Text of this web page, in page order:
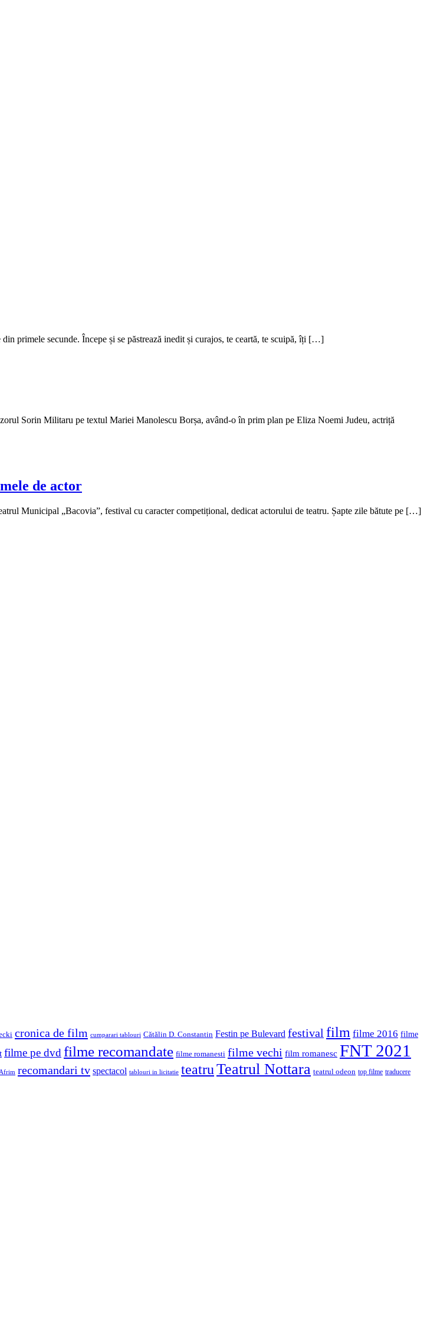
primele secunde. Începe și se păstrează inedit și curajos, te ceartă, te scuipă, îți […]
Sorin Militaru pe textul Mariei Manolescu Borșa, având-o în prim plan pe Eliza Noemi Judeu, actriță
de actor
Municipal „Bacovia”, festival cu caracter competițional, dedicat actorului de teatru. Șapte zile bătute pe […]
cronica de film cumparari tablouri Cătălin D. Constantin Festin pe Bulevard festival film filme 2016 filme
filme pe dvd filme recomandate filme romanesti filme vechi film romanesc FNT 2021
recomandari tv spectacol tablouri in licitatie teatruTeatrul Nottara teatrul odeon top filme traducere